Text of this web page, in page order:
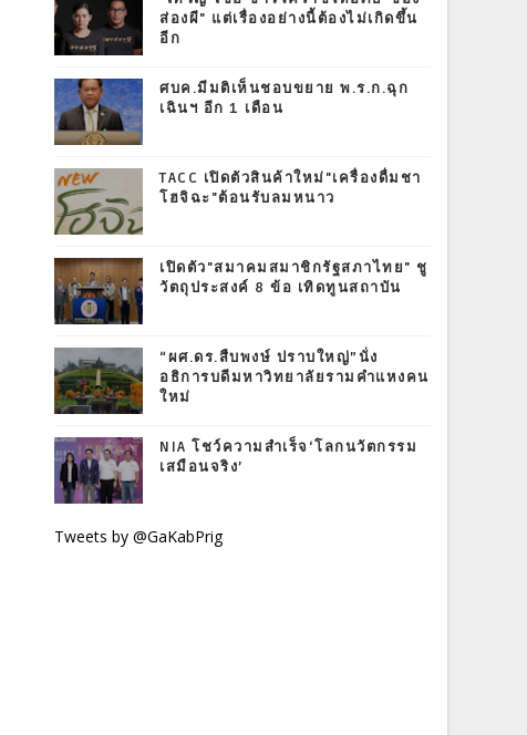
ส่องผี" แต่เรื่องอย่างนี้ต้องไม่เกิดขึ้น
อีก
ศบค.มีมติเห็นชอบขยาย พ.ร.ก.ฉุก
เฉินฯ อีก 1 เดือน
TACC เปิดตัวสินค้าใหม่"เครื่องดื่มชา
โฮจิฉะ"ต้อนรับลมหนาว
เปิดตัว"สมาคมสมาชิกรัฐสภาไทย" ชู
วัตถุประสงค์ 8 ข้อ เทิดทูนสถาบัน
“ผศ.ดร.สืบพงษ์ ปราบใหญ่”นั่ง
อธิการบดีมหาวิทยาลัยรามคำแหงคน
ใหม่
NIA โชว์ความสำเร็จ‘โลกนวัตกรรม
เสมือนจริง’
Tweets by @GaKabPrig